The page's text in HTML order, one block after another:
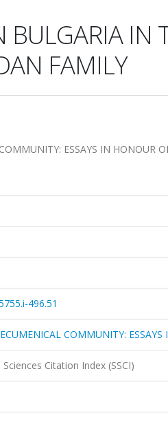
BULGARIA
FAMILY
ESSAYS IN HONOUR
496.51
COMMUNITY: ESSAYS
Sciences Citation Index (SSCI)